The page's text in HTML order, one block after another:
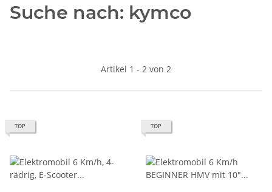
Suche nach: kymco
Artikel 1 - 2 von 2
TOP TOP